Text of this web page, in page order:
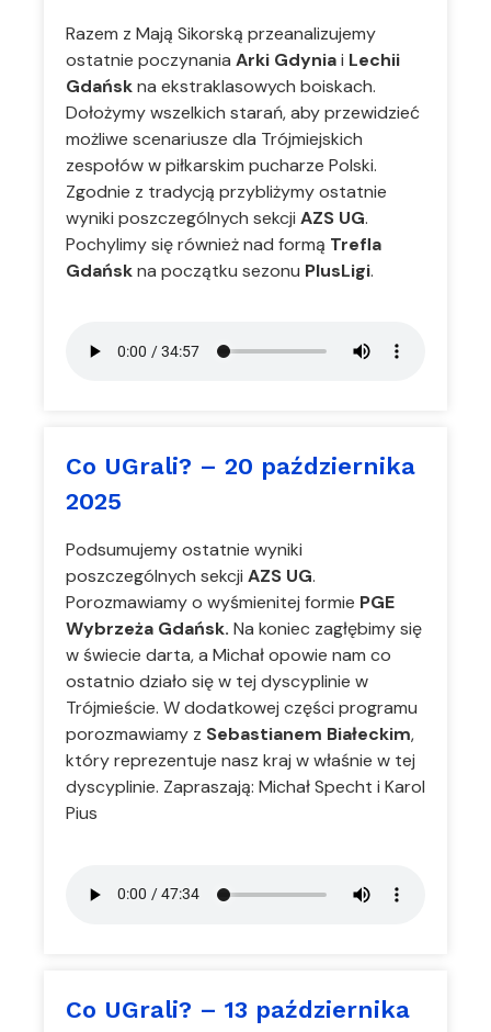
Razem z Mają Sikorską przeanalizujemy
ostatnie poczynania Arki Gdyniai Lechii
Gdańskna ekstraklasowych boiskach.
Dołożymy wszelkich starań, aby przewidzieć
możliwe scenariusze dla Trójmiejskich
zespołów w piłkarskim pucharze Polski.
Zgodnie z tradycją przybliżymy ostatnie
wyniki poszczególnych sekcji AZS UG.
Pochylimy się również nad formą Trefla
Gdańskna początku sezonu PlusLigi.
Co UGrali? – 20 października
2025
Podsumujemy ostatnie wyniki
poszczególnych sekcji AZS UG.
Porozmawiamy o wyśmienitej formie PGE
Wybrzeża Gdańsk. Na koniec zagłębimy się
w świecie darta, a Michał opowie nam co
ostatnio działo się w tej dyscyplinie w
Trójmieście. W dodatkowej części programu
porozmawiamy z Sebastianem Białeckim,
który reprezentuje nasz kraj w właśnie w tej
dyscyplinie. Zapraszają: Michał Specht i Karol
Pius
Co UGrali? – 13 października